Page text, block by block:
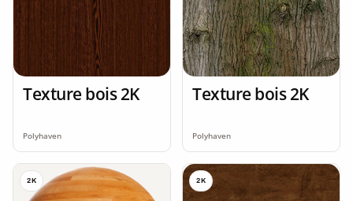
Texture bois 2K
Polyhaven
Texture bois 2K
Polyhaven
2K 2K